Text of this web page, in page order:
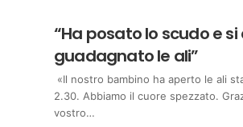
“Ha posato lo scudo e si
guadagnato le ali”
«Il nostro bambino ha aperto le ali
2.30. Abbiamo il cuore spezzato.
vostro…